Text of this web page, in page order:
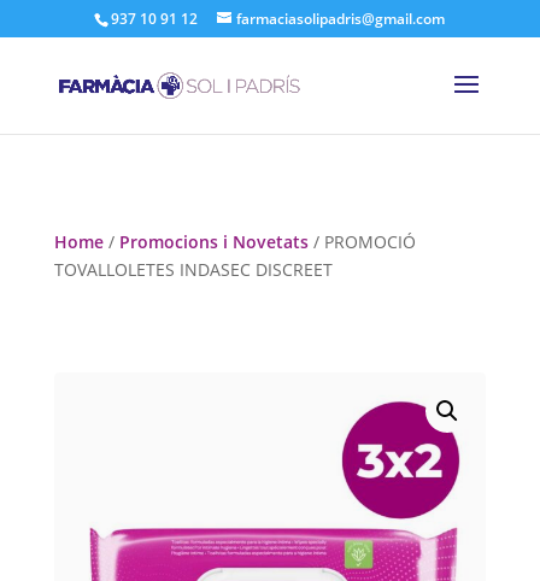
937 10 91 12 farmaciasolipadris@gmail.com
Home/ Promocions i Novetats/ PROMOCIÓ
TOVALLOLETES INDASEC DISCREET